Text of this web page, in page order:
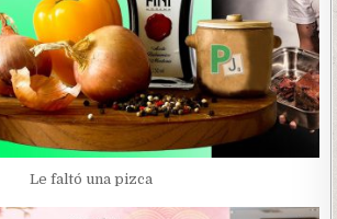
Le faltó una pizca